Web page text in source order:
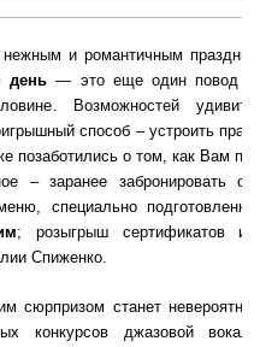
нежным и романтичным
день— это еще один повод
Возможностей
способ – устроить
позаботились о том, как Вам
– заранее забронировать
специально
; розыгрыш сертификатов и
Спиженко.
сюрпризом станет
конкурсов джазовой